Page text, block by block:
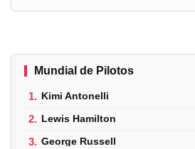
Mundial de Pilotos
1. Kimi Antonelli
2. Lewis Hamilton
3. George Russell